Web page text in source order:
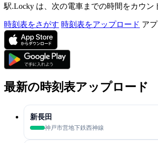
駅.Locky は、次の電車までの時間をカウン
時刻表をさがす 時刻表をアップロード ア
最新の時刻表アップロード
新長田
神戸市営地下鉄西神線